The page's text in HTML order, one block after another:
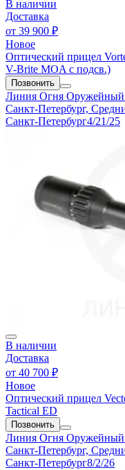
В наличии
Доставка
от 39 900 ₽
Новое
Оптический прицел
V-Brite MOA с подсв.)
Позвонить
Линия Огня Оружейный
Санкт-Петербург,
Санкт-Петербург4/21/25
В наличии
Доставка
от 40 700 ₽
Новое
Оптический прицел
Tactical ED
Позвонить
Линия Огня Оружейный
Санкт-Петербург,
Санкт-Петербург8/2/26